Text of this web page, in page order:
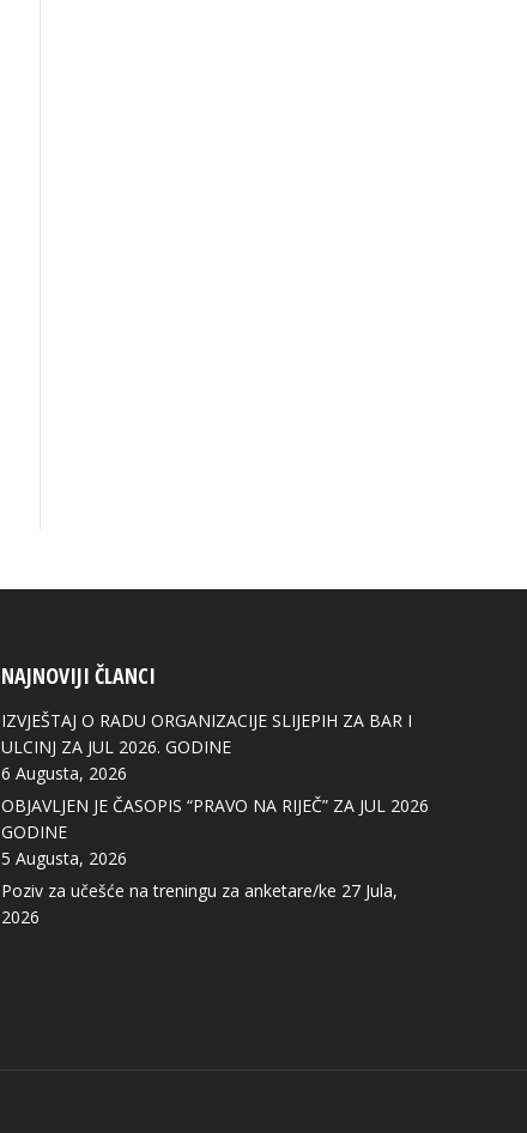
NAJNOVIJI ČLANCI
IZVJEŠTAJ O RADU ORGANIZACIJE SLIJEPIH ZA BAR I
ULCINJ ZA JUL 2026. GODINE
6 Augusta, 2026
OBJAVLJEN JE ČASOPIS “PRAVO NA RIJEČ” ZA JUL 2026
GODINE
5 Augusta, 2026
Poziv za učešće na treningu za anketare/ke 27 Jula,
2026